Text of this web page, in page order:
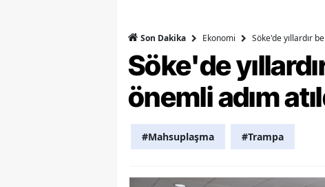
Son Dakika Ekonomi Söke'de yıllardır
Söke'de
önemli adım
#Mahsuplaşma #Trampa